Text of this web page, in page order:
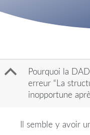
B
Pourquoi la
erreur “La
inopportune
Il semble y avoir